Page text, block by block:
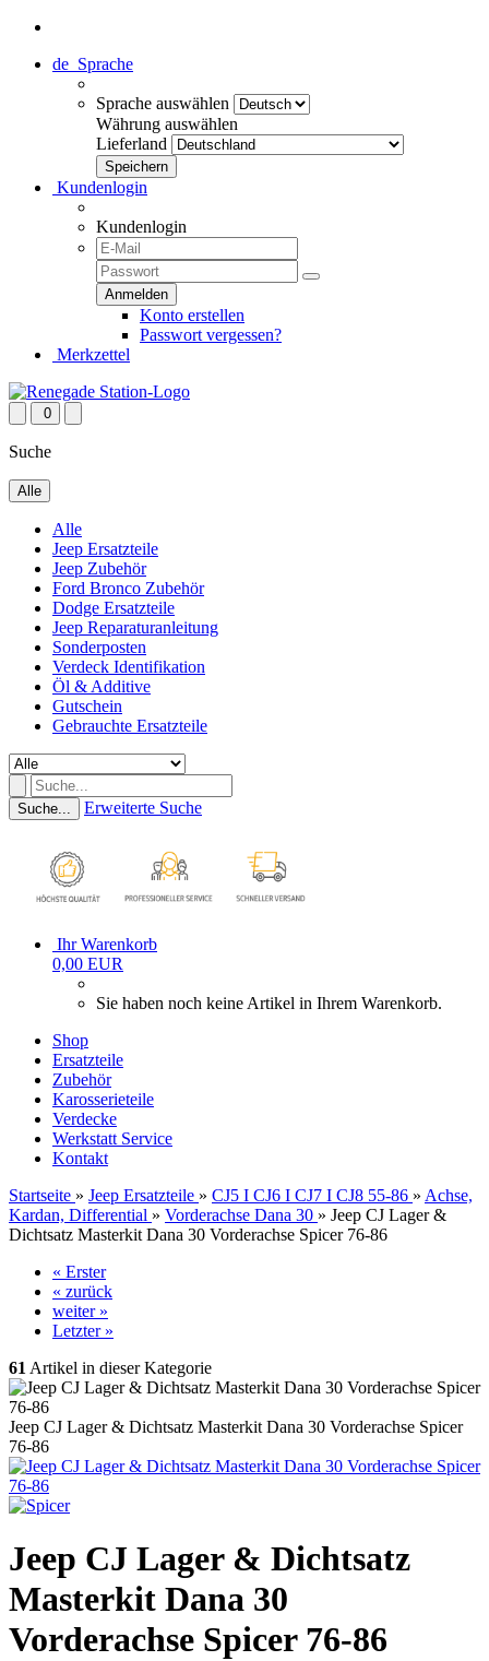
de Sprache
Sprache auswählen
Währung auswählen
Lieferland
Kundenlogin
Kundenlogin
Konto erstellen
Passwort vergessen?
Merkzettel
0
Suche
Alle
Alle
Jeep Ersatzteile
Jeep Zubehör
Ford Bronco Zubehör
Dodge Ersatzteile
Jeep Reparaturanleitung
Sonderposten
Verdeck Identifikation
Öl & Additive
Gutschein
Gebrauchte Ersatzteile
Suche... Erweiterte Suche
Ihr Warenkorb
0,00 EUR
Sie haben noch keine Artikel in Ihrem Warenkorb.
Shop
Ersatzteile
Zubehör
Karosserieteile
Verdecke
Werkstatt Service
Kontakt
Startseite » Jeep Ersatzteile » CJ5 I CJ6 I CJ7 I CJ8 55-86 » Achse,
Kardan, Differential » Vorderachse Dana 30 » Jeep CJ Lager &
Dichtsatz Masterkit Dana 30 Vorderachse Spicer 76-86
« Erster
« zurück
weiter »
Letzter »
61 Artikel in dieser Kategorie
Jeep CJ Lager & Dichtsatz Masterkit Dana 30 Vorderachse Spicer
76-86
Jeep CJ Lager & Dichtsatz
Masterkit Dana 30
Vorderachse Spicer 76-86